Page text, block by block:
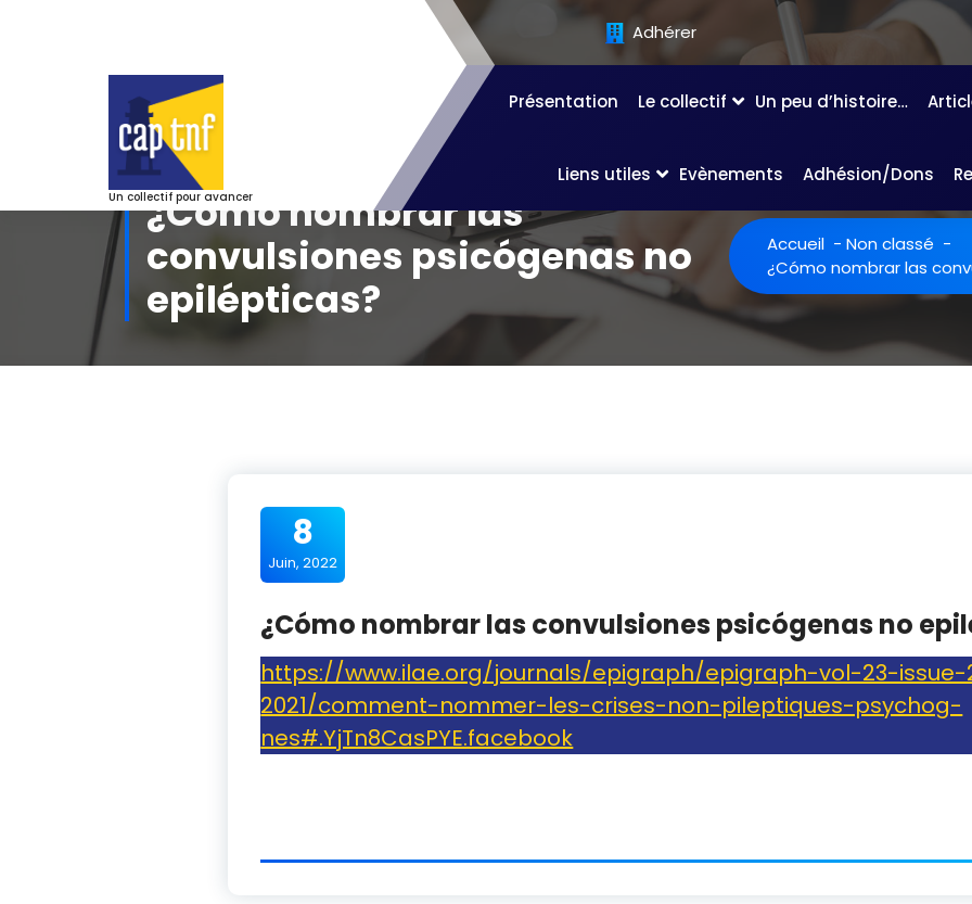
Adhérer
Un collectif pour avancer
Présentation Le collectif Un peu d’histoire…
Liens utiles Evènements Adhésion/Dons
¿Cómo nombrar las
convulsiones psicógenas no
epilépticas?
Accueil - Non classé -
¿Cómo nombrar las
8
Juin, 2022
¿Cómo nombrar las convulsiones psicógenas no
https://www.ilae.org/journals/epigraph/epigraph-vol-23-
2021/comment-nommer-les-crises-non-pileptiques-psychog-
nes#.YjTn8CasPYE.facebook